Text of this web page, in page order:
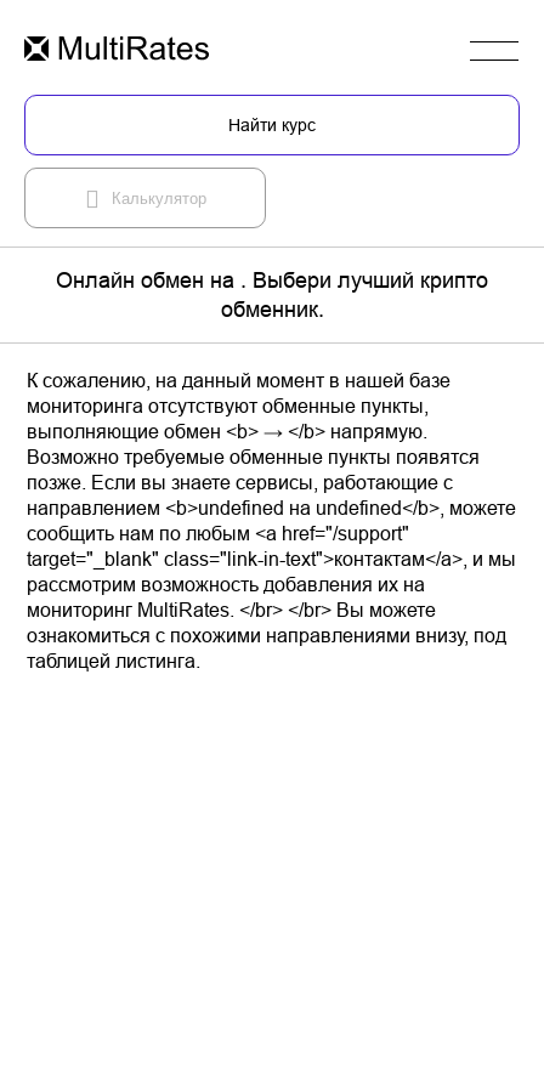
Найти курс
Калькулятор
Онлайн обмен на . Выбери лучший крипто
обменник.
К сожалению, на данный момент в нашей базе
мониторинга отсутствуют обменные пункты,
выполняющие обмен <b> → </b> напрямую.
Возможно требуемые обменные пункты появятся
позже. Если вы знаете сервисы, работающие с
направлением <b>undefined на undefined</b>, можете
сообщить нам по любым <a href="/support"
target="_blank" class="link-in-text">контактам</a>, и мы
рассмотрим возможность добавления их на
мониторинг MultiRates. </br> </br> Вы можете
ознакомиться с похожими направлениями внизу, под
таблицей листинга.